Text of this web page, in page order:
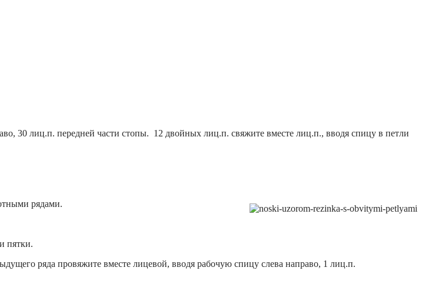
30 лиц.п. передней части стопы. 12 двойных лиц.п. свяжите вместе лиц.п., вводя спицу в петли
рядами.
пятки.
ряда провяжите вместе лицевой, вводя рабочую спицу слева направо, 1 лиц.п.